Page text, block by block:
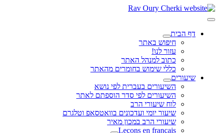
דף הבית
חיפוש באתר
עזור לנו!
כתוב למנהל האתר
כללי שימוש בחומרים מהאתר
שיעורים
השיעורים בעברית לפי נושא
השיעורים לפי סדר הוספתם לאתר
לוח שיעורי הרב
שיעור יומי ועדכונים בוואטסאפ וטלגרם
שיעורי הרב במכון מאיר
Leçons en français